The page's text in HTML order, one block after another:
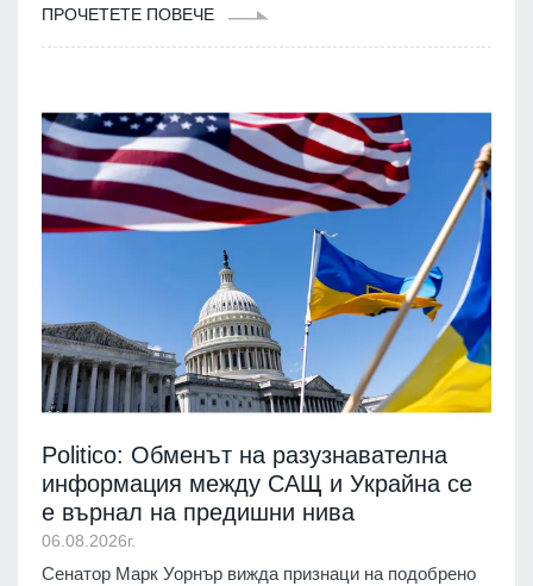
ПРОЧЕТЕТЕ ПОВЕЧЕ
Politico: Обменът на разузнавателна
информация между САЩ и Украйна се
е върнал на предишни нива
06.08.2026г.
Сенатор Марк Уорнър вижда признаци на подобрено